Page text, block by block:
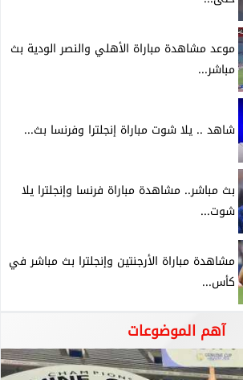
موعد مشاهدة مباراة الأهلي والنصر الودية بث
مباشر...
شاهد .. يلا شوت مباراة إنجلترا وفرنسا بث...
بث مباشر.. مشاهدة مباراة فرنسا وإنجلترا يلا
شوت...
مشاهدة مباراة الأرجنتين وإنجلترا بث مباشر في
كأس...
آهم الموضوعات